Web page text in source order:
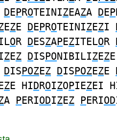
DEPROTEINIZEAZA DEP
EZE DEPROTEINIZEZI
OR DESZAPEZITELOR
ZEZ DISPONIBILIZEZE
DISPOZEZ DISPOZEZE
ZE HIDROIZOPIEZEI
A PERIODIZEZ PERIOD